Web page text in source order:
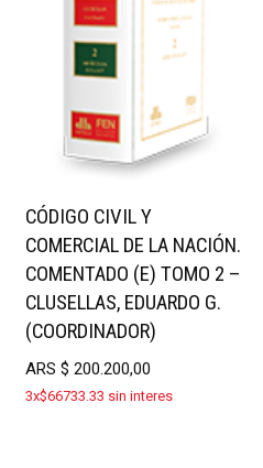
CÓDIGO CIVIL Y
COMERCIAL DE LA NACIÓN.
COMENTADO (E) TOMO 2 –
CLUSELLAS, EDUARDO G.
(COORDINADOR)
ARS$ 200.200,00
3x$66733.33 sin interes